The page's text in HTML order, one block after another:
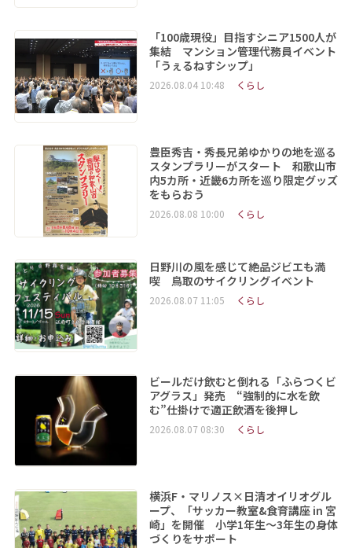
「100歳現役」目指すシニア1500人が
集結 マンション管理代務員イベント
「うぇるねすシップ」
2026.08.04 10:48 くらし
豊臣秀吉・秀長兄弟ゆかりの地を巡る
スタンプラリーがスタート 和歌山市
内5カ所・近畿6カ所を巡り限定グッズ
をもらおう
2026.08.08 10:00 くらし
日野川の風を感じて絶品ジビエも満
喫 鳥取のサイクリングイベント
2026.08.07 11:05 くらし
ビールだけ飲むと倒れる「ふらつくビ
アグラス」発売 “強制的に水を飲
む”仕掛けで適正飲酒を後押し
2026.08.07 08:30 くらし
横浜F・マリノス×日清オイリオグル
ープ、「サッカー教室&食育講座 in 宮
崎」を開催 小学1年生～3年生の身体
づくりをサポート